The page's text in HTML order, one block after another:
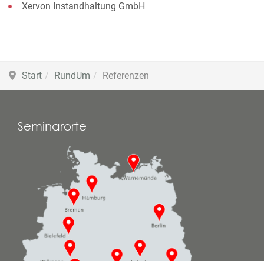
Xervon Instandhaltung GmbH
Start RundUm Referenzen
Seminarorte